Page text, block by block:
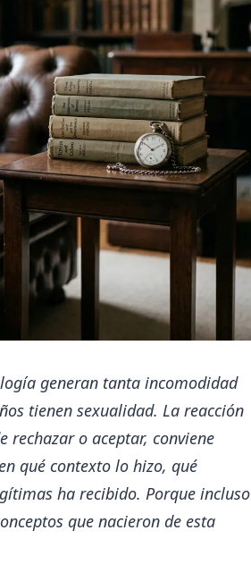
generan tanta incomodidad
tienen sexualidad. La reacción
rechazar o aceptar, conviene
qué contexto lo hizo, qué
ha recibido. Porque incluso
que nacieron de esta